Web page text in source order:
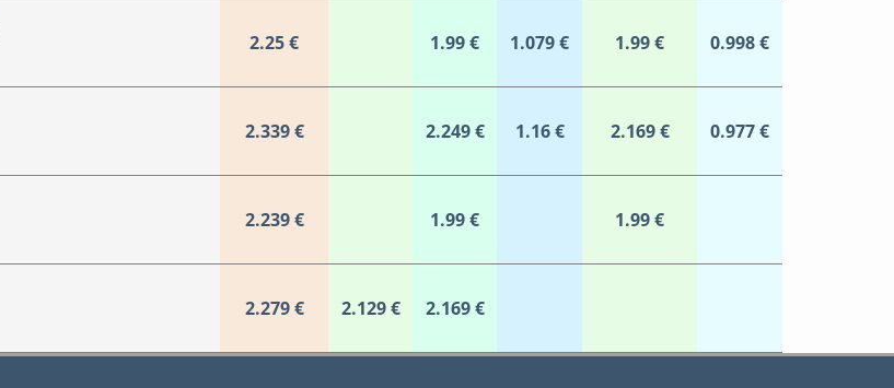
2.25 € 1.99 € 1.079 € 1.99 € 0.998 €
2.339 € 2.249 € 1.16 € 2.169 € 0.977 €
2.239 € 1.99 € 1.99 €
2.279 € 2.129 € 2.169 €